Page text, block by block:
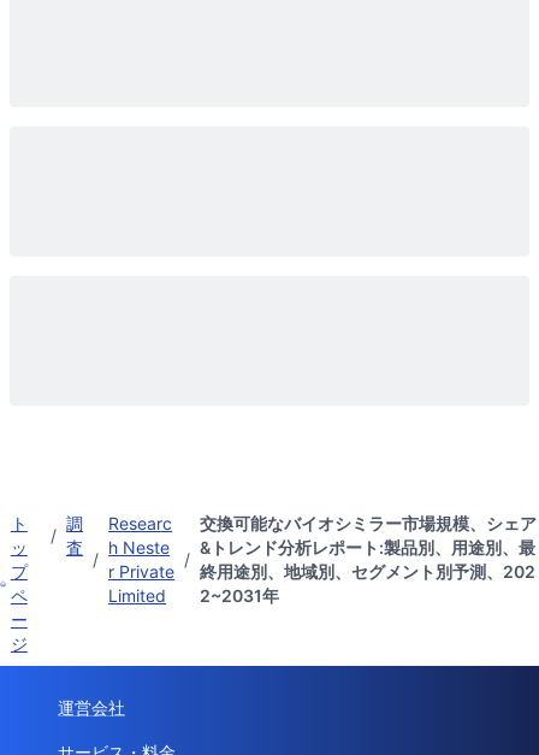
ト
ッ
プ
ペ
ー
ジ
/
調
査
/
Researc
h Neste
r Private
Limited
/
交換可能なバイオシミラー市場規模、シェア
&トレンド分析レポート:製品別、用途別、最
終用途別、地域別、セグメント別予測、202
2~2031年
運営会社